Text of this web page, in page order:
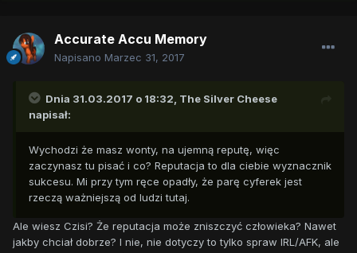
Accurate Accu Memory
Napisano Marzec 31, 2017
Dnia 31.03.2017 o 18:32, The Silver Cheese
napisał:
Wychodzi że masz wonty, na ujemną reputę, więc
zaczynasz tu pisać i co? Reputacja to dla ciebie wyznacznik
sukcesu. Mi przy tym ręce opadły, że parę cyferek jest
rzeczą ważniejszą od ludzi tutaj.
Ale wiesz Czisi? Że reputacja może zniszczyć człowieka? Nawet
jakby chciał dobrze? I nie, nie dotyczy to tylko spraw IRL/AFK, ale